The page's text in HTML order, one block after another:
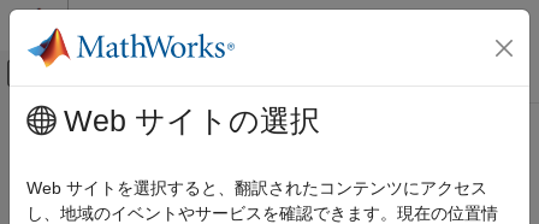
コンテンツへスキップ
オフキャンバス ナビゲーション メ
ドキュメンテーションのホーム
Simscape Fluids
メインコンテンツ
機械
複数のSimscape™ Fluids™ ドメインにおける機械の例
Web サイトの選択
Web サイトを選択すると、翻訳されたコンテンツにアクセス
し、地域のイベントやサービスを確認できます。現在の位置情